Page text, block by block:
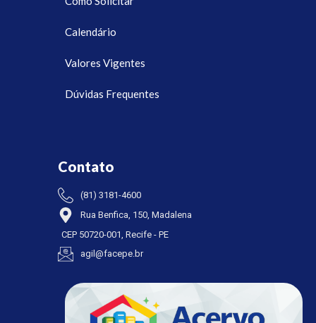
Calendário
Valores Vigentes
Dúvidas Frequentes
Contato
(81) 3181-4600
Rua Benfica, 150, Madalena
CEP 50720-001, Recife - PE
agil@facepe.br